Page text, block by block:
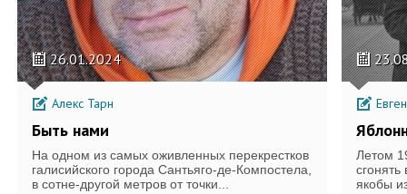
26.01.2024
Алекс Тарн
Быть нами
На одном из самых оживленных перекрестков
галисийского города Сантьяго-де-Компостела,
в сотне-другой метров от точки...
Летом
якобы